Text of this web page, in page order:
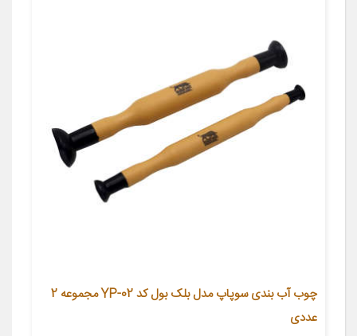
چوب آب بندی سوپاپ مدل بلک بول کد YP-02 مجموعه 2
عددی